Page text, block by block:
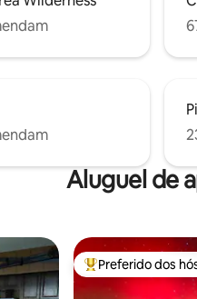
Aluguel de
Entre os melhores
Preferido dos